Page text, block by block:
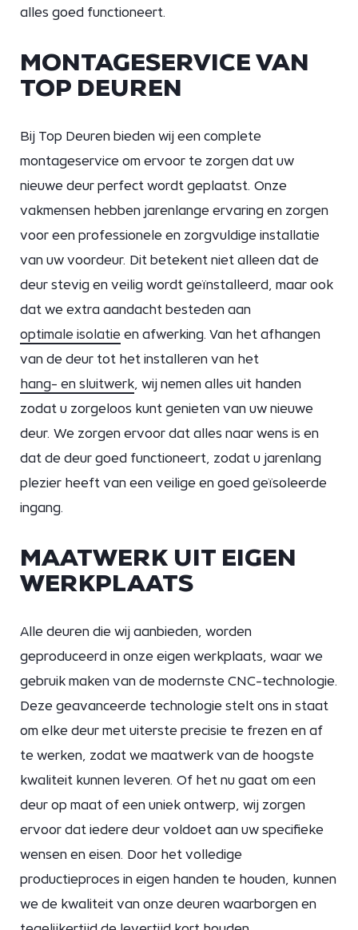
alles goed functioneert.
MONTAGESERVICE VAN
TOP DEUREN
Bij Top Deuren bieden wij een complete
montageservice om ervoor te zorgen dat uw
nieuwe deur perfect wordt geplaatst. Onze
vakmensen hebben jarenlange ervaring en zorgen
voor een professionele en zorgvuldige installatie
van uw voordeur. Dit betekent niet alleen dat de
deur stevig en veilig wordt geïnstalleerd, maar ook
dat we extra aandacht besteden aan
optimale isolatie en afwerking. Van het afhangen
van de deur tot het installeren van het
hang- en sluitwerk, wij nemen alles uit handen
zodat u zorgeloos kunt genieten van uw nieuwe
deur. We zorgen ervoor dat alles naar wens is en
dat de deur goed functioneert, zodat u jarenlang
plezier heeft van een veilige en goed geïsoleerde
ingang.
MAATWERK UIT EIGEN
WERKPLAATS
Alle deuren die wij aanbieden, worden
geproduceerd in onze eigen werkplaats, waar we
gebruik maken van de modernste CNC-technologie.
Deze geavanceerde technologie stelt ons in staat
om elke deur met uiterste precisie te frezen en af
te werken, zodat we maatwerk van de hoogste
kwaliteit kunnen leveren. Of het nu gaat om een
deur op maat of een uniek ontwerp, wij zorgen
ervoor dat iedere deur voldoet aan uw specifieke
wensen en eisen. Door het volledige
productieproces in eigen handen te houden, kunnen
we de kwaliteit van onze deuren waarborgen en